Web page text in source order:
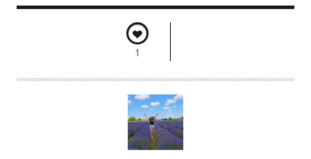
1